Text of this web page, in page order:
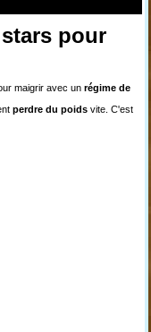
pour
maigrir avec unrégime de
perdre du poidsvite. C'est